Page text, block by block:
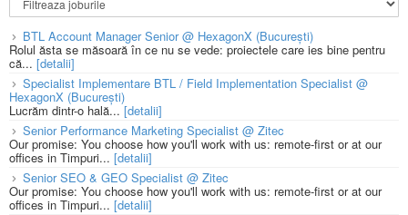
BTL Account Manager Senior @ HexagonX (București)
Rolul ăsta se măsoară în ce nu se vede: proiectele care ies bine pentru
că... [detalii]
Specialist Implementare BTL / Field Implementation Specialist @
HexagonX (București)
Lucrăm dintr-o hală...[detalii]
Senior Performance Marketing Specialist @ Zitec
Our promise: You choose how you'll work with us: remote-first or at our
offices in Timpuri... [detalii]
Senior SEO & GEO Specialist @ Zitec
Our promise: You choose how you'll work with us: remote-first or at our
offices in Timpuri... [detalii]